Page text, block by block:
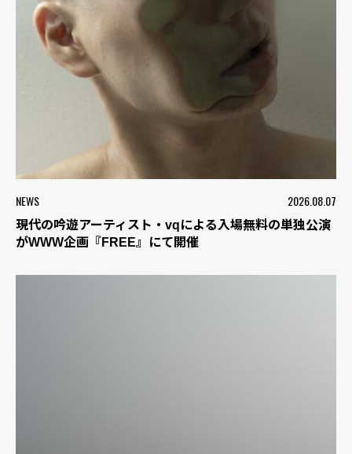
NEWS 2026.08.07
現代の吟遊アーティスト・vqによる入場無料の単独公演
がWWW企画『FREE』にて開催